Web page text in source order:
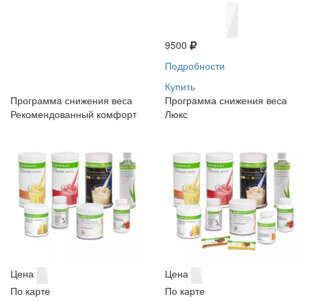
9500
Подробности
Купить
Программа снижения веса
Рекомендованный комфорт
Цена
По карте
Программа снижения веса
Люкс
Цена
По карте